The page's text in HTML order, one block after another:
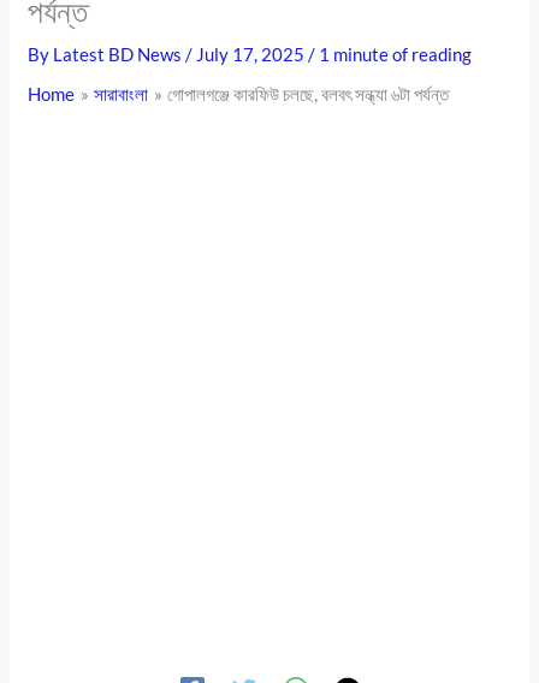
পর্যন্ত
By Latest BD News/ July 17, 2025/ 1 minute of reading
Home
সারাবাংলা গোপালগঞ্জে কারফিউ চলছে, বলবৎ সন্ধ্যা ৬টা পর্যন্ত